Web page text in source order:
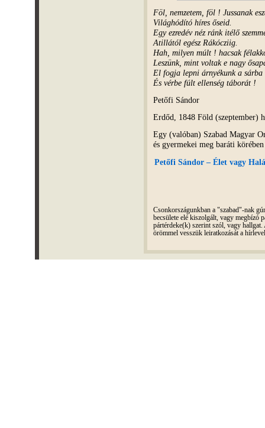
Föl, nemzetem, föl ! Jussanak
Világhódító híres őseid.
Egy ezredév néz ránk itélő
Atillától egész Rákócziig.
Hah, milyen múlt ! hacsak
Leszünk, mint voltak e nagy
El fogja lepni árnyékunk a sárba
És vérbe fúlt ellenség táborát !
Petőfi Sándor
Erdőd, 1848 Föld (szeptember)
Egy (valóban) Szabad Magyar
és gyermekei meg baráti
Petőfi Sándor – Élet vagy
Csonkországunkban a "szabad"-nak
becsülete elé kiszolgált, vagy megbízó
pártérdeke(k) szerint szól, vagy
örömmel vesszük leiratkozását a